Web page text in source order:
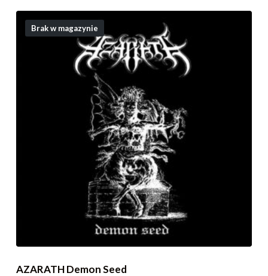
Brak w magazynie
AZARATH Demon Seed